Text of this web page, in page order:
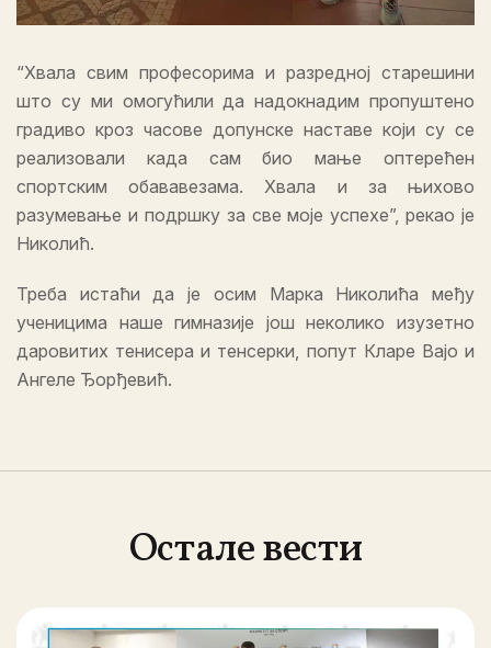
“Хвала свим професорима и разредној старешини
што су ми омогућили да надокнадим пропуштено
градиво кроз часове допунске наставе који су се
реализовали када сам био мање оптерећен
спортским обававезама. Хвала и за њихово
разумевање и подршку за све моје успехе”, рекао је
Николић.
Треба истаћи да је осим Марка Николића међу
ученицима наше гимназије још неколико изузетно
даровитих тенисера и тенсерки, попут Кларе Вајо и
Ангеле Ђорђевић.
Остале вести